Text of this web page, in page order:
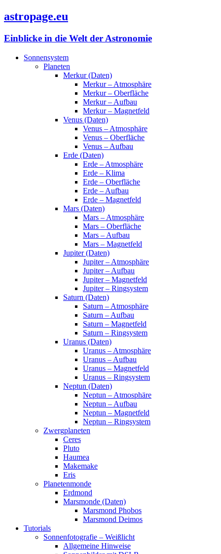
astropage.eu
Einblicke in die Welt der Astronomie
Sonnensystem
Planeten
Merkur (Daten)
Merkur – Atmosphäre
Merkur – Oberfläche
Merkur – Aufbau
Merkur – Magnetfeld
Venus (Daten)
Venus – Atmosphäre
Venus – Oberfläche
Venus – Aufbau
Erde (Daten)
Erde – Atmosphäre
Erde – Klima
Erde – Oberfläche
Erde – Aufbau
Erde – Magnetfeld
Mars (Daten)
Mars – Atmosphäre
Mars – Oberfläche
Mars – Aufbau
Mars – Magnetfeld
Jupiter (Daten)
Jupiter – Atmosphäre
Jupiter – Aufbau
Jupiter – Magnetfeld
Jupiter – Ringsystem
Saturn (Daten)
Saturn – Atmosphäre
Saturn – Aufbau
Saturn – Magnetfeld
Saturn – Ringsystem
Uranus (Daten)
Uranus – Atmosphäre
Uranus – Aufbau
Uranus – Magnetfeld
Uranus – Ringsystem
Neptun (Daten)
Neptun – Atmosphäre
Neptun – Aufbau
Neptun – Magnetfeld
Neptun – Ringsystem
Zwergplaneten
Ceres
Pluto
Haumea
Makemake
Eris
Planetenmonde
Erdmond
Marsmonde (Daten)
Marsmond Phobos
Marsmond Deimos
Tutorials
Sonnenfotografie – Weißlicht
Allgemeine Hinweise